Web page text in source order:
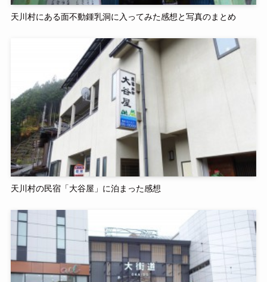
天川村にある面不動鍾乳洞に入ってみた感想と写真のまとめ
天川村の民宿「大谷屋」に泊まった感想